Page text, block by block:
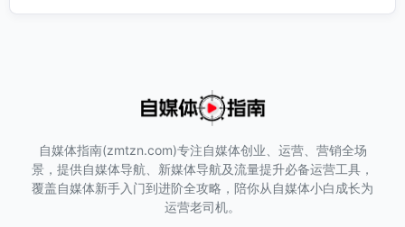
自媒体指南(zmtzn.com)专注自媒体创业、运营、营销全场
景，提供自媒体导航、新媒体导航及流量提升必备运营工具，
覆盖自媒体新手入门到进阶全攻略，陪你从自媒体小白成长为
运营老司机。